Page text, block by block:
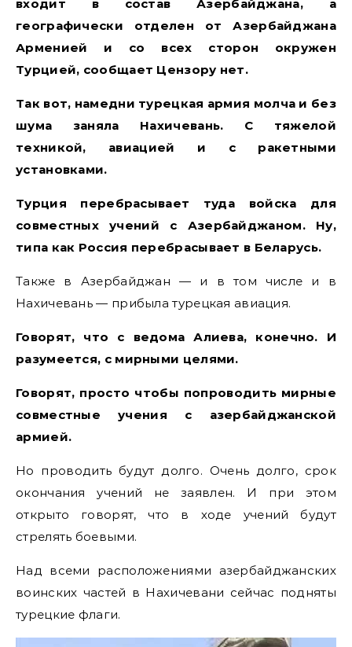
входит в состав Азербайджана, а
географически отделен от Азербайджана
Арменией и со всех сторон окружен
Турцией, сообщает Цензору нет.
Так вот, намедни турецкая армия молча и без
шума заняла Нахичевань. С тяжелой
техникой, авиацией и с ракетными
установками.
Турция перебрасывает туда войска для
совместных учений с Азербайджаном. Ну,
типа как Россия перебрасывает в Беларусь.
Также в Азербайджан — и в том числе и в
Нахичевань — прибыла турецкая авиация.
Говорят, что с ведома Алиева, конечно. И
разумеется, с мирными целями.
Говорят, просто чтобы попроводить мирные
совместные учения с азербайджанской
армией.
Но проводить будут долго. Очень долго, срок
окончания учений не заявлен. И при этом
открыто говорят, что в ходе учений будут
стрелять боевыми.
Над всеми расположениями азербайджанских
воинских частей в Нахичевани сейчас подняты
турецкие флаги.